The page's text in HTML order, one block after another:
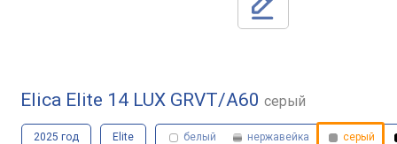
Elica Elite 14 LUX GRVT/A60 серый
2025 год Elite белый нержавейка серый